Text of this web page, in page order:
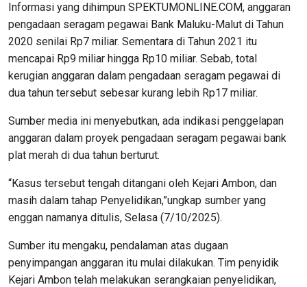
Informasi yang dihimpun SPEKTUMONLINE.COM, anggaran
pengadaan seragam pegawai Bank Maluku-Malut di Tahun
2020 senilai Rp7 miliar. Sementara di Tahun 2021 itu
mencapai Rp9 miliar hingga Rp10 miliar. Sebab, total
kerugian anggaran dalam pengadaan seragam pegawai di
dua tahun tersebut sebesar kurang lebih Rp17 miliar.
Sumber media ini menyebutkan, ada indikasi penggelapan
anggaran dalam proyek pengadaan seragam pegawai bank
plat merah di dua tahun berturut.
“Kasus tersebut tengah ditangani oleh Kejari Ambon, dan
masih dalam tahap Penyelidikan,”ungkap sumber yang
enggan namanya ditulis, Selasa (7/10/2025).
Sumber itu mengaku, pendalaman atas dugaan
penyimpangan anggaran itu mulai dilakukan. Tim penyidik
Kejari Ambon telah melakukan serangkaian penyelidikan,